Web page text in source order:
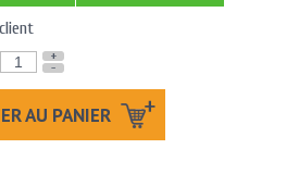
+
-
AU PANIER